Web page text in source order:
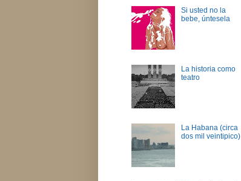
Si usted no la
bebe, úntesela
La historia como
teatro
La Habana (circa
dos mil veintipico)